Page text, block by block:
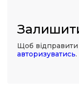
Щоб
авторизуватись.